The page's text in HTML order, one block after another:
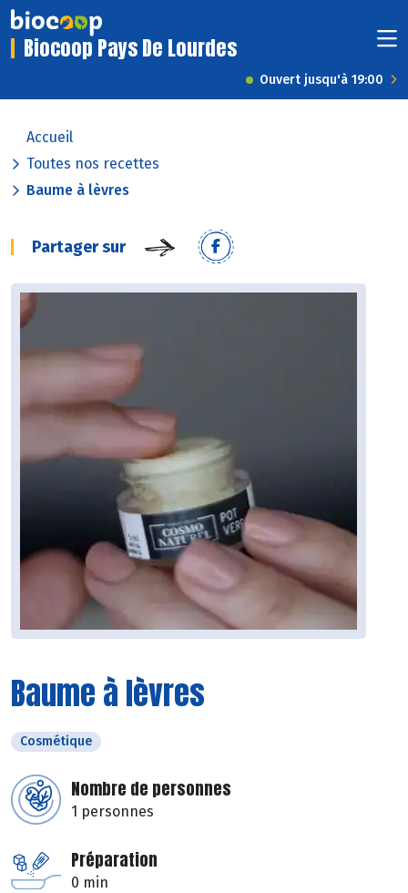
Biocoop Pays De Lourdes
Ouvert jusqu'à 19:00
Accueil
Toutes nos recettes
Baume à lèvres
Partager sur
Baume à lèvres
Cosmétique
Nombre de personnes
1 personnes
Préparation
0 min